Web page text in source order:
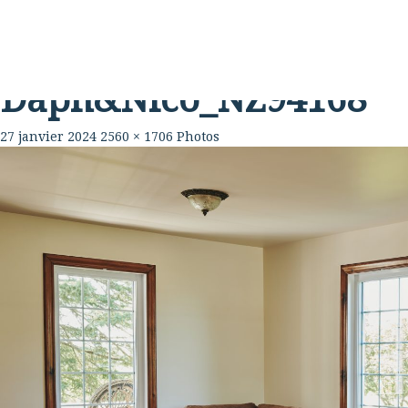
Daph&Nico_NZ94168
27 janvier 2024 2560 × 1706 Photos